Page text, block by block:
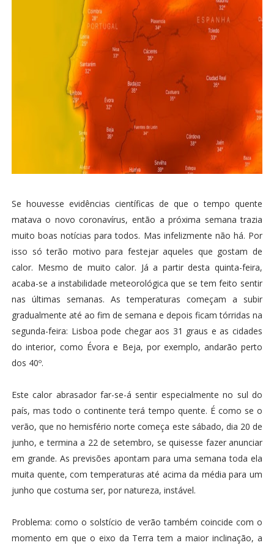
Se houvesse evidências científicas de que o tempo quente
matava o novo coronavírus, então a próxima semana trazia
muito boas notícias para todos. Mas infelizmente não há. Por
isso só terão motivo para festejar aqueles que gostam de
calor. Mesmo de muito calor. Já a partir desta quinta-feira,
acaba-se a instabilidade meteorológica que se tem feito sentir
nas últimas semanas. As temperaturas começam a subir
gradualmente até ao fim de semana e depois ficam tórridas na
segunda-feira: Lisboa pode chegar aos 31 graus e as cidades
do interior, como Évora e Beja, por exemplo, andarão perto
dos 40º.
Este calor abrasador far-se-á sentir especialmente no sul do
país, mas todo o continente terá tempo quente. É como se o
verão, que no hemisfério norte começa este sábado, dia 20 de
junho, e termina a 22 de setembro, se quisesse fazer anunciar
em grande. As previsões apontam para uma semana toda ela
muita quente, com temperaturas até acima da média para um
junho que costuma ser, por natureza, instável.
Problema: como o solstício de verão também coincide com o
momento em que o eixo da Terra tem a maior inclinação, a